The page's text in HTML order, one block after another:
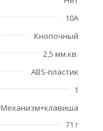
10А
Кнопочный
2,5 мм.кв.
ABS-пластик
1
Механизм+клавиша
71 г